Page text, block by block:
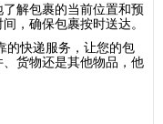
解包裹的当前位置和预
，确保包裹按时送达。
的快递服务，让您的包
货物还是其他物品，他